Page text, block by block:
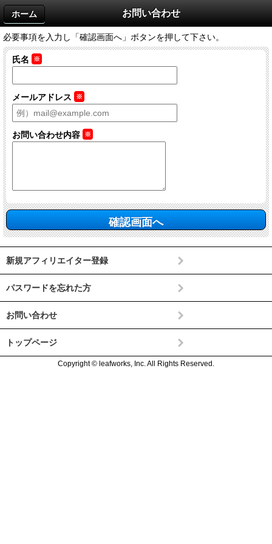
お問い合わせ
ホーム
必要事項を入力し「確認画面へ」ボタンを押して下さい。
氏名 ※
メールアドレス ※
お問い合わせ内容 ※
新規アフィリエイター登録
パスワードを忘れた方
お問い合わせ
トップページ
Copyright © leafworks, Inc. All Rights Reserved.